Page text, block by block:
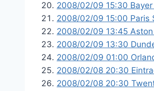
2008/02/09 15:30
2008/02/09 15:00 Paris
2008/02/09 13:45
2008/02/09 13:30
2008/02/09 01:00
2008/02/08 20:30
2008/02/08 20:30